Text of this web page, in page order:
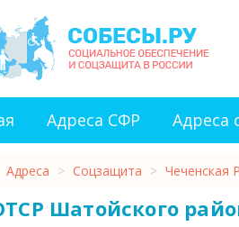
Адреса СФР Адреса
Адреса > Соцзащита > Чеченская
Шатойского